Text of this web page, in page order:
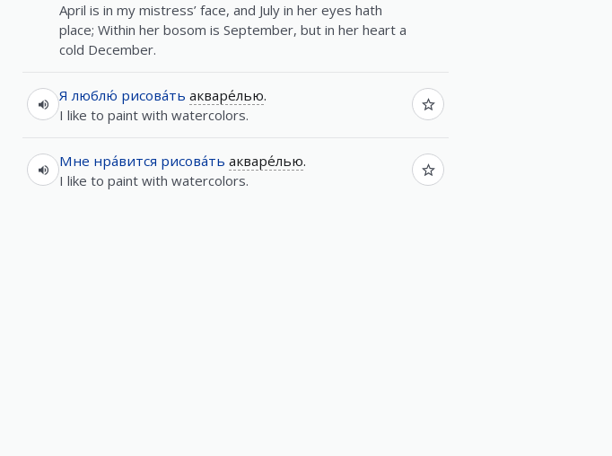
April is in my mistress’ face, and July in her eyes hath
place; Within her bosom is September, but in her heart a
cold December.
Я люблю́ рисова́ть акваре́лью.
I like to paint with watercolors.
Мне нра́вится рисова́ть акваре́лью.
I like to paint with watercolors.